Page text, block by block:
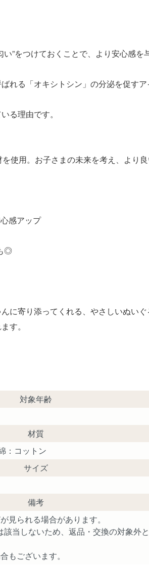
”をつけておくことで、より安心感を
れる「オキシトシン」の分泌を促す
る理由です。
使用。お子さまの未来を考え、より
感アップ
◎
に寄り添ってくれる、やさしいぬい
す。
対象年齢
材質
：コットン
サイズ
備考
見られる場合があります。
当しないため、返品・交換の対象外
もございます。